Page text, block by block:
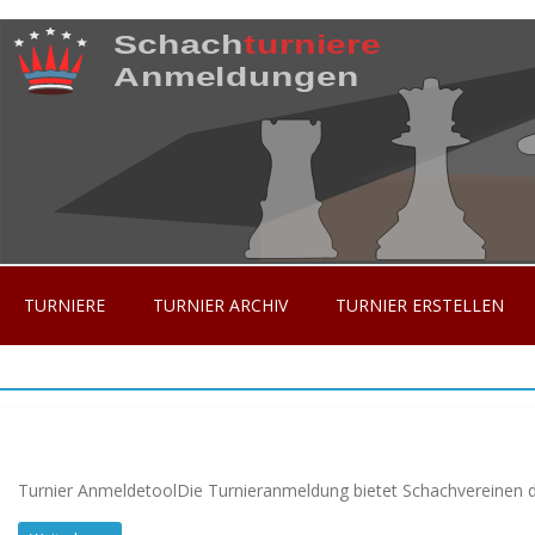
Skip
to
content
TURNIERE TURNIER ARCHIV TURNIER ERSTELLEN
Turnier AnmeldetoolDie Turnieranmeldung bietet